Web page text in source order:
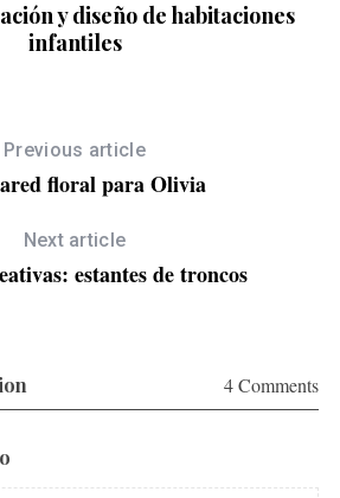
y diseño de habitaciones
infantiles
Previous article
floral para Olivia
Next article
estantes de troncos
4 Comments